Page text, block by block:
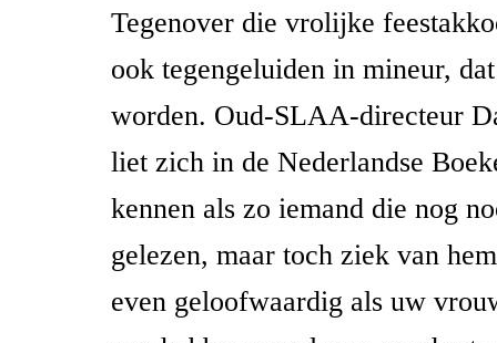
Tegenover die vrolijke
ook tegengeluiden in mineur,
worden. Oud-SLAA-directeur
liet zich in de Nederlandse
kennen als zo iemand die nog
gelezen, maar toch ziek van
even geloofwaardig als uw